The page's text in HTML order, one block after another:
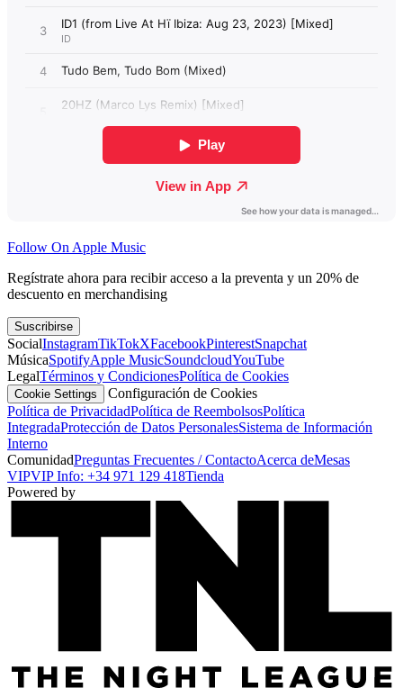
Follow On Apple Music
Regístrate ahora para recibir acceso a la preventa y un 20% de
descuento en merchandising
Suscribirse
SocialInstagramTikTokXFacebookPinterestSnapchat
MúsicaSpotifyApple MusicSoundcloudYouTube
LegalTérminos y CondicionesPolítica de Cookies
Cookie Settings
Configuración de Cookies
Política de PrivacidadPolítica de ReembolsosPolítica
IntegradaProtección de Datos PersonalesSistema de Información
Interno
ComunidadPreguntas Frecuentes / ContactoAcerca deMesas
VIPVIP Info: +34 971 129 418Tienda
Powered by